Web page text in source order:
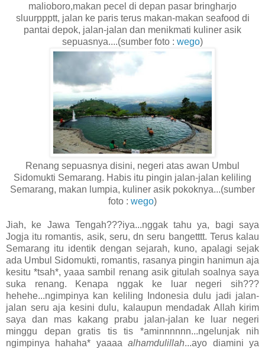
malioboro,makan pecel di depan pasar bringharjo
sluurppptt, jalan ke paris terus makan-makan seafood di
pantai depok, jalan-jalan dan menikmati kuliner asik
sepuasnya....(sumber foto : wego)
Renang sepuasnya disini, negeri atas awan Umbul
Sidomukti Semarang. Habis itu pingin jalan-jalan keliling
Semarang, makan lumpia, kuliner asik pokoknya...(sumber
foto : wego)
Jiah, ke Jawa Tengah???iya...nggak tahu ya, bagi saya
Jogja itu romantis, asik, seru, dn seru bangetttt. Terus kalau
Semarang itu identik dengan sejarah, kuno, apalagi sejak
ada Umbul Sidomukti, romantis, rasanya pingin hanimun aja
kesitu *tsah*, yaaa sambil renang asik gitulah soalnya saya
suka renang. Kenapa nggak ke luar negeri sih???
hehehe...ngimpinya kan keliling Indonesia dulu jadi jalan-
jalan seru aja kesini dulu, kalaupun mendadak Allah kirim
saya dan mas kakang prabu jalan-jalan ke luar negeri
minggu depan gratis tis tis *aminnnnnn...ngelunjak nih
ngimpinya hahaha* yaaaaalhamdulillah...ayo diamini ya